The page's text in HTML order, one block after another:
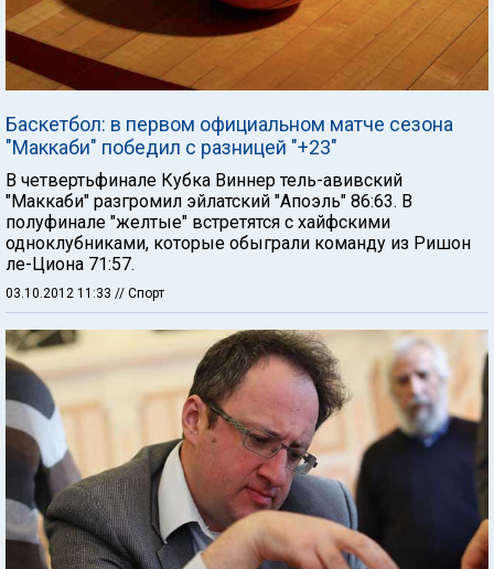
Баскетбол: в первом официальном матче сезона
"Маккаби" победил с разницей "+23"
В четвертьфинале Кубка Виннер тель-авивский
"Маккаби" разгромил эйлатский "Апоэль" 86:63. В
полуфинале "желтые" встретятся с хайфскими
одноклубниками, которые обыграли команду из Ришон
ле-Циона 71:57.
03.10.2012 11:33 // Спорт